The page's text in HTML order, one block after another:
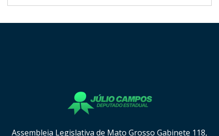
Assembleia Legislativa de Mato Grosso Gabinete 118,